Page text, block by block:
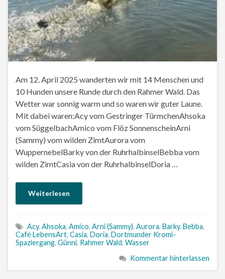
Am 12. April 2025 wanderten wir mit 14 Menschen und
10 Hunden unsere Runde durch den Rahmer Wald. Das
Wetter war sonnig warm und so waren wir guter Laune.
Mit dabei waren:Acy vom Gestringer TürmchenAhsoka
vom SüggelbachAmico vom Flöz SonnenscheinArni
(Sammy) vom wilden ZimtAurora vom
WuppernebelBarky von der RuhrhalbinselBebba vom
wilden ZimtCasia von der RuhrhalbinselDoria …
Weiterlesen
Acy, Ahsoka, Amico, Arni (Sammy), Aurora, Barky, Bebba,
Café LebensArt, Casia, Doria, Dortmunder Kromi-
Spaziergang, Günni, Rahmer Wald, Wasser
Kommentar hinterlassen